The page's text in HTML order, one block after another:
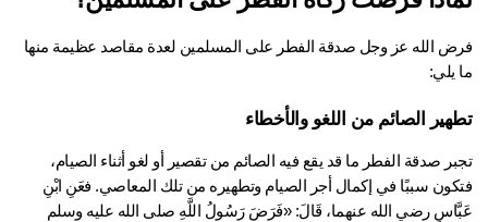
يلي:
الصائم من اللغو والأخطاء
تجبر صدقة الفطر ما قد يقع فيه الصائم من تقصير أو لغو أثناء الصيام،
فتكون سببًا في إكمال أجر الصيام وتطهيره من تلك المعاصي. فعَنِ ابْنِ
عَبَّاسٍ رضي الله عنهما، قَالَ: «فَرَضَ رَسُولُ اللَّهِ صلى الله عليه وسلم